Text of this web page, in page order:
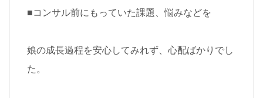
■コンサル前にもっていた課題、悩みなどを
娘の成長過程を安心してみれず、心配ばかりでし
た。